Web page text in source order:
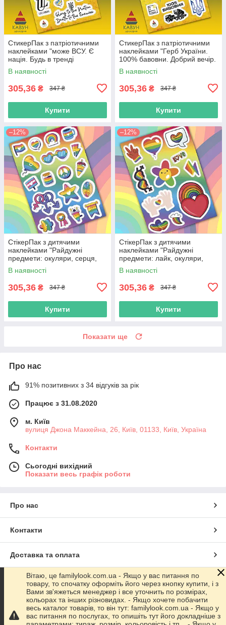
СтикерПак з патріотичними
наклейками "може ВСУ. Є
нація. Будь в тренді
перемоги. Love Ukraine"
В наявності
305,36 ₴ 347 ₴
Купити
СтикерПак з патріотичними
наклейками "Герб України.
100% бавовни. Добрий вечір.
Допоможе ВСУ. Мертвий
російський".
В наявності
305,36 ₴ 347 ₴
Купити
–12%
СтікерПак з дитячими
наклейками "Райдужні
предмети: окуляри, серця,
зірка, чашка, прапор, квітка"
В наявності
305,36 ₴ 347 ₴
Купити
–12%
СтікерПак з дитячими
наклейками "Райдужні
предмети: лайк, окуляри,
серце, веселка, квітка,
блискавка"
В наявності
305,36 ₴ 347 ₴
Купити
Показати ще
Про нас
91% позитивних з 34 відгуків за рік
Працює з 31.08.2020
м. Київ
вулиця Джона Маккейна, 26, Київ, 01133, Київ, Україна
Контакти
Сьогодні вихідний
Показати весь графік роботи
Про нас
Контакти
Доставка та оплата
Графік роботи
Повна версія сайту
Вітаю, це familylook.com.ua - Якщо у вас питання по
товару, то спочатку оформіть його через кнопку купити, і з
Вами зв'яжеться менеджер і все уточнить по розмірах,
кольорах та інших різновидах. - Якщо хочете побачити
весь каталог товарів, то він тут: familylook.com.ua - Якщо у
вас питання по послугах, то опишіть тут його докладніше з